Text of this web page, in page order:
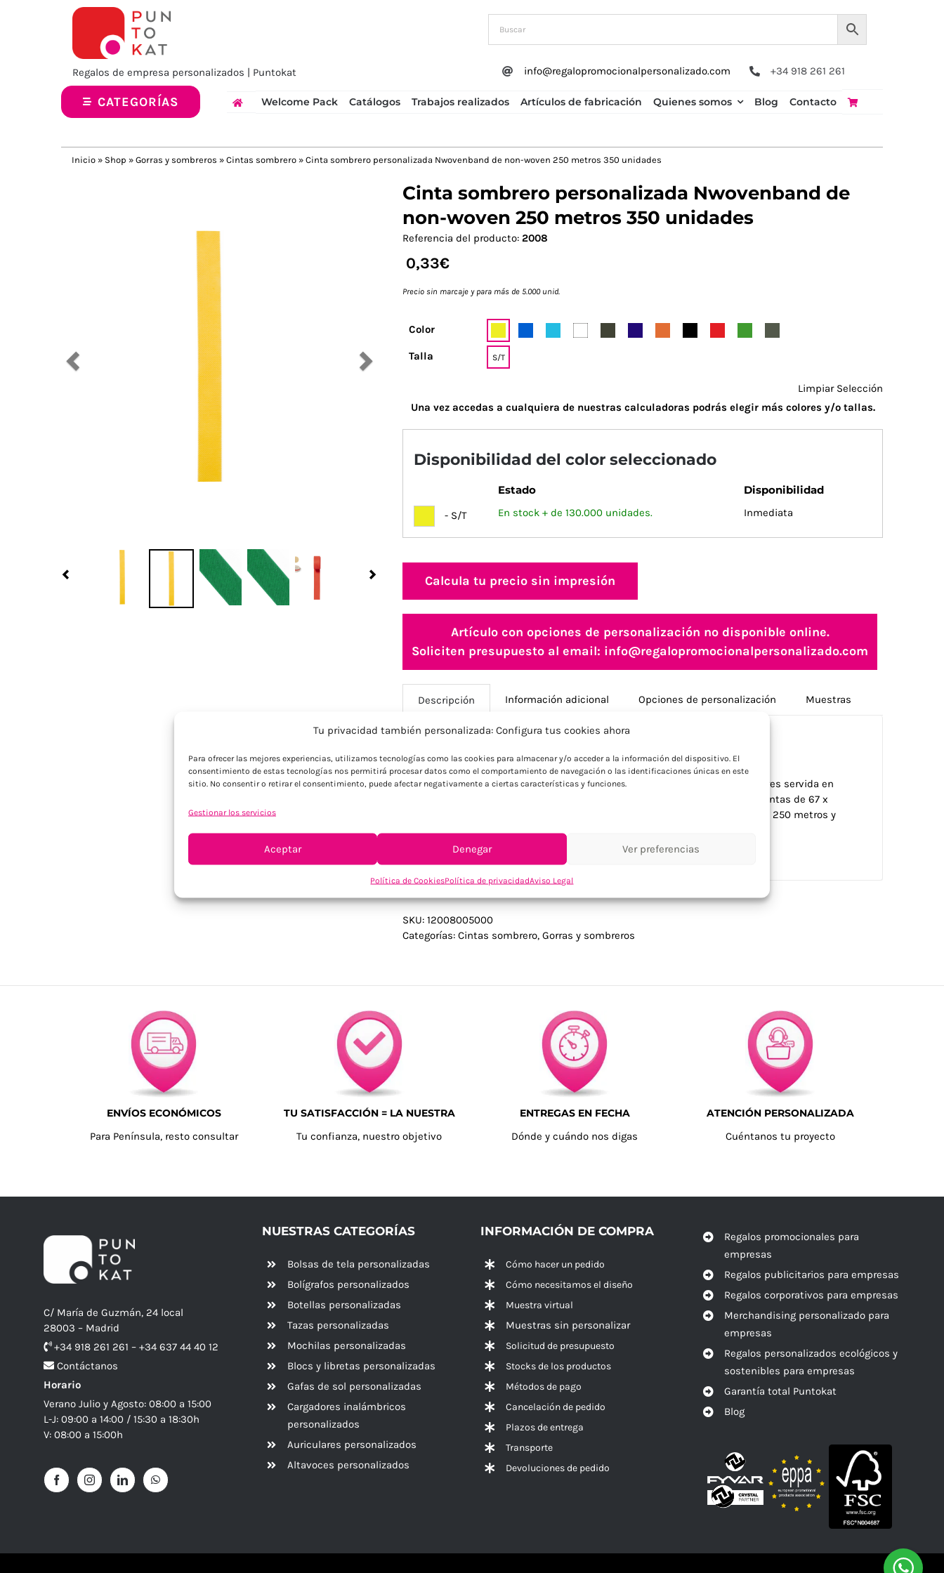
Tu privacidad también personalizada: Configura tus cookies ahora
Para ofrecer las mejores experiencias, utilizamos tecnologías como las cookies para almacenar y/o acceder a la información del dispositivo. El
consentimiento de estas tecnologías nos permitirá procesar datos como el comportamiento de navegación o las identificaciones únicas en este
sitio. No consentir o retirar el consentimiento, puede afectar negativamente a ciertas características y funciones.
Gestionar los servicios
Aceptar Denegar Ver preferencias
Política de CookiesPolítica de privacidadAviso Legal
Regalos de empresa personalizados | Puntokat info@regalopromocionalpersonalizado.com +34 918 261 261
CATEGORÍAS Welcome Pack Catálogos Trabajos realizados Artículos de fabricación Quienes somos Blog Contacto
Inicio » Shop » Gorras y sombreros » Cintas sombrero » Cinta sombrero personalizada Nwovenband de non-woven 250 metros 350 unidades
Cinta sombrero personalizada Nwovenband de
non-woven 250 metros 350 unidades
Referencia del producto: 2008
0,33€
Precio sin marcaje y para más de 5.000 unid.
Color
Talla S/T
Limpiar Selección
Una vez accedas a cualquiera de nuestras calculadoras podrás elegir más colores y/o tallas.
Disponibilidad del color seleccionado
Estado Disponibilidad
- S/T En stock + de 130.000 unidades. Inmediata
Calcula tu precio sin impresión
Artículo con opciones de personalización no disponible online.
Soliciten presupuesto al email: info@regalopromocionalpersonalizado.com
Descripción Información adicional Opciones de personalización Muestras
Descripción
Cinta fabricada de non-woven para sombrero en variada gama de colores servida en
rollos completos de 250 metros de largo con aproximadamente 350 cintas de 67 x
3,2cm. Ideal para empresas que buscan máxima cantidad con rollo de 250 metros y
economía de escala garantizada.
SKU: 12008005000
Categorías: Cintas sombrero, Gorras y sombreros
ENVÍOS ECONÓMICOS
Para Península, resto consultar
TU SATISFACCIÓN = LA NUESTRA
Tu confianza, nuestro objetivo
ENTREGAS EN FECHA
Dónde y cuándo nos digas
ATENCIÓN PERSONALIZADA
Cuéntanos tu proyecto
C/ María de Guzmán, 24 local
28003 – Madrid
+34 918 261 261 – +34 637 44 40 12
Contáctanos
Horario
Verano Julio y Agosto: 08:00 a 15:00
L-J: 09:00 a 14:00 / 15:30 a 18:30h
V: 08:00 a 15:00h
NUESTRAS CATEGORÍAS
Bolsas de tela personalizadas
Bolígrafos personalizados
Botellas personalizadas
Tazas personalizadas
Mochilas personalizadas
Blocs y libretas personalizadas
Gafas de sol personalizadas
Cargadores inalámbricos
personalizados
Auriculares personalizados
Altavoces personalizados
INFORMACIÓN DE COMPRA
Cómo hacer un pedido
Cómo necesitamos el diseño
Muestra virtual
Muestras sin personalizar
Solicitud de presupuesto
Stocks de los productos
Métodos de pago
Cancelación de pedido
Plazos de entrega
Transporte
Devoluciones de pedido
Regalos promocionales para
empresas
Regalos publicitarios para empresas
Regalos corporativos para empresas
Merchandising personalizado para
empresas
Regalos personalizados ecológicos y
sostenibles para empresas
Garantía total Puntokat
Blog